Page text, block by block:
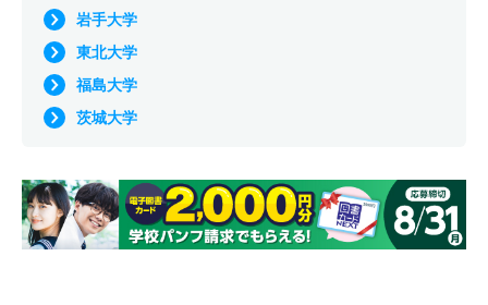
岩手大学
東北大学
福島大学
茨城大学